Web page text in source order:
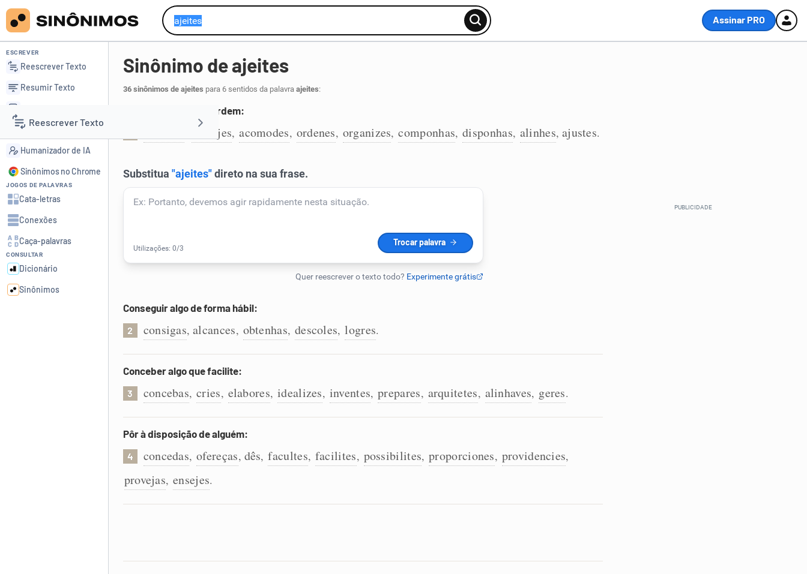
Assinar PRO
Reescrever Texto
Resumir Texto
Corrigir Texto
Detector de IA
Humanizador de IA
ESCREVER
Reescrever Texto
Resumir Texto
Detector de IA
Humanizador de IA
Sinônimos no Chrome
JOGOS DE PALAVRAS
Cata-letras
Conexões
Caça-palavras
CONSULTAR
Dicionário
Sinônimos
Sinônimo de ajeites
36 sinônimos de ajeites para 6 sentidos da palavra ajeites:
Arrumar, pondo em ordem:
arranjes, acomodes, ordenes, organizes, componhas, disponhas, alinhes, ajustes.
Conseguir algo de forma hábil:
2 consigas,alcances, obtenhas, descoles, logres.
Conceber algo que facilite:
3 concebas, cries, elabores, idealizes, inventes, prepares, arquitetes, alinhaves, geres.
Pôr à disposição de alguém:
4 concedas, ofereças, dês, facultes, facilites, possibilites, proporciones, providencies,
provejas, ensejes.